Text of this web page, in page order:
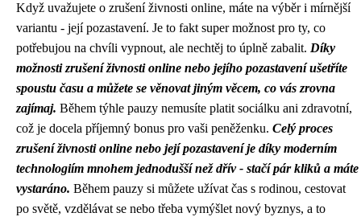
Když uvažujete o zrušení živnosti online, máte na výběr i mírnější
variantu - její pozastavení. Je to fakt super možnost pro ty, co
potřebujou na chvíli vypnout, ale nechtěj to úplně zabalit. Díky
možnosti zrušení živnosti online nebo jejího pozastavení ušetříte
spoustu času a můžete se věnovat jiným věcem, co vás zrovna
zajímaj. Během týhle pauzy nemusíte platit sociálku ani zdravotní,
což je docela příjemný bonus pro vaši peněženku. Celý proces
zrušení živnosti online nebo její pozastavení je díky moderním
technologiím mnohem jednodušší než dřív - stačí pár kliků a máte
vystaráno. Během pauzy si můžete užívat čas s rodinou, cestovat
po světě, vzdělávat se nebo třeba vymýšlet nový byznys, a to